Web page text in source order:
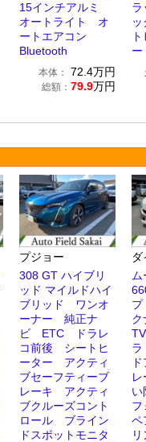
15インチアルミ
オートライト オ
ートエアコン
Bluetooth
本体： 72.4万円
総額： 79.9万円
ー
プジョー
308 GT ハイブリ
ッド マイルドハイ
ブリッド ワンオ
ーナー 純正ナ
ビ ETC ドラレ
コ前後 シートヒ
ーター アクティ
ブセーフティーブ
レーキ アクティ
ブクルーズコント
ロール ブライン
ドスポットモニタ
プ
ペ